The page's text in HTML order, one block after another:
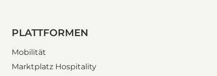
PLATTFORMEN
Mobilität
Marktplatz Hospitality